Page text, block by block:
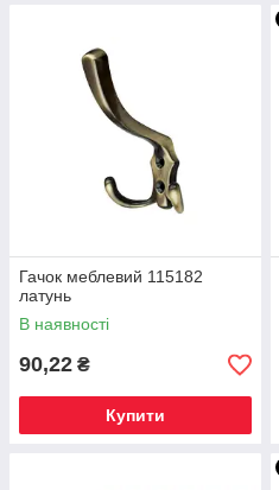
Гачок меблевий 115182
латунь
В наявності
90,22 ₴
Купити